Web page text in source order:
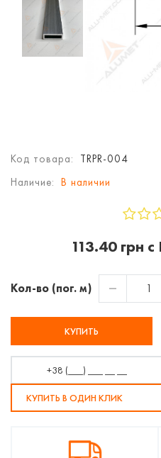
Код товара: TRPR-004
Наличие: В наличии
113.40 грн
Кол-во (пог. м)
КУПИТЬ
КУПИТЬ В ОДИН КЛИК